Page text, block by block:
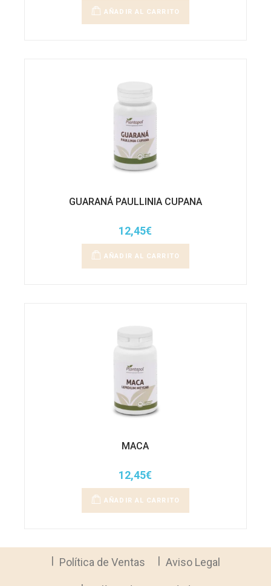
AÑADIR AL CARRITO
GUARANÁ PAULLINIA CUPANA
12,45€
AÑADIR AL CARRITO
MACA
12,45€
AÑADIR AL CARRITO
Política de Ventas Aviso Legal